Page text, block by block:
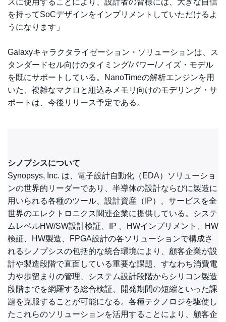
スに使用することにより、設計者の皆様には、大きな自信
を持ってSoCデザインをインプリメントしていただけるよ
うになります」
Galaxyキャラクタライゼーション・ソリューションは、ス
タンダードセル向けのタイミング/パワー/ノイズ・モデル
を既にサポートしている。NanoTimeの解析エンジンを用
いた、複雑なマクロと組込みメモリ向けのモデリング・サ
ポートは、今後リリース予定である。
シノプシスについて
Synopsys, Inc. は、電子設計自動化（EDA）ソリューショ
ンの世界的リーダーであり、半導体の設計ならびに製造に
用いられる各種のツール、設計資産（IP）、サービスを全
世界のエレクトロニクス関連企業に提供している。システ
ムレベルHW/SW設計検証、IP 、HWインプリメント、HW
検証、HW製造、FPGA設計の各ソリューションで構成さ
れるシノプシスの包括的な統合環境により、顧客企業が設
計や製造段階で直面している重要な課題、すなわち消費電
力や歩留まりの管理、システム設計段階からシリコン製造
段階までを網羅する総合検証、開発期間の短縮といった課
題を克服することが可能になる。各種テクノロジを駆使し
たこれらのソリューションを活用することにより、顧客企